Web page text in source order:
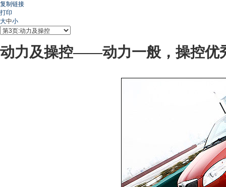
复制链接
打印
大中小
动力及操控——动力一般，操控优